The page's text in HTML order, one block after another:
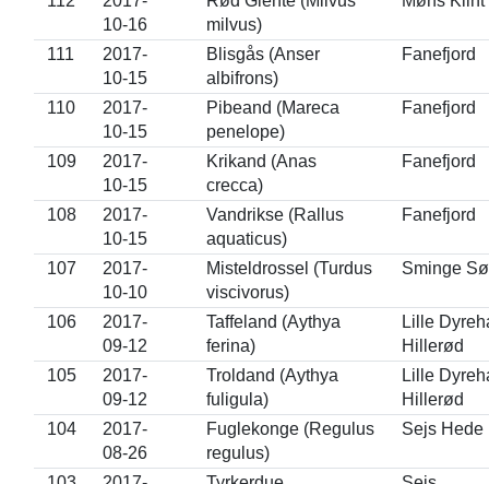
10-16
milvus)
111
2017-
10-15
Blisgås (Anser
albifrons)
Fanefjord
110
2017-
10-15
Pibeand (Mareca
penelope)
Fanefjord
109
2017-
10-15
Krikand (Anas
crecca)
Fanefjord
108
2017-
10-15
Vandrikse (Rallus
aquaticus)
Fanefjord
107
2017-
10-10
Misteldrossel (Turdus
viscivorus)
Sminge Sø
106
2017-
09-12
Taffeland (Aythya
ferina)
Lille
Hillerød
105
2017-
09-12
Troldand (Aythya
fuligula)
Lille
Hillerød
104
2017-
08-26
Fuglekonge (Regulus
regulus)
Sejs Hede